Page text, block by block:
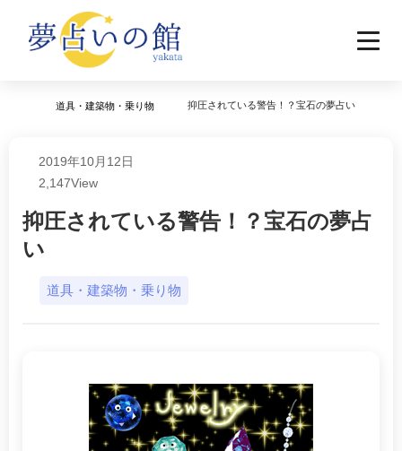
道具・建築物・乗り物 抑圧されている警告！？宝石の夢占い
2019年10月12日
2,147View
抑圧されている警告！？宝石の夢占
い
道具・建築物・乗り物